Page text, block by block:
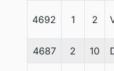
4692 1 2
4687 2 10